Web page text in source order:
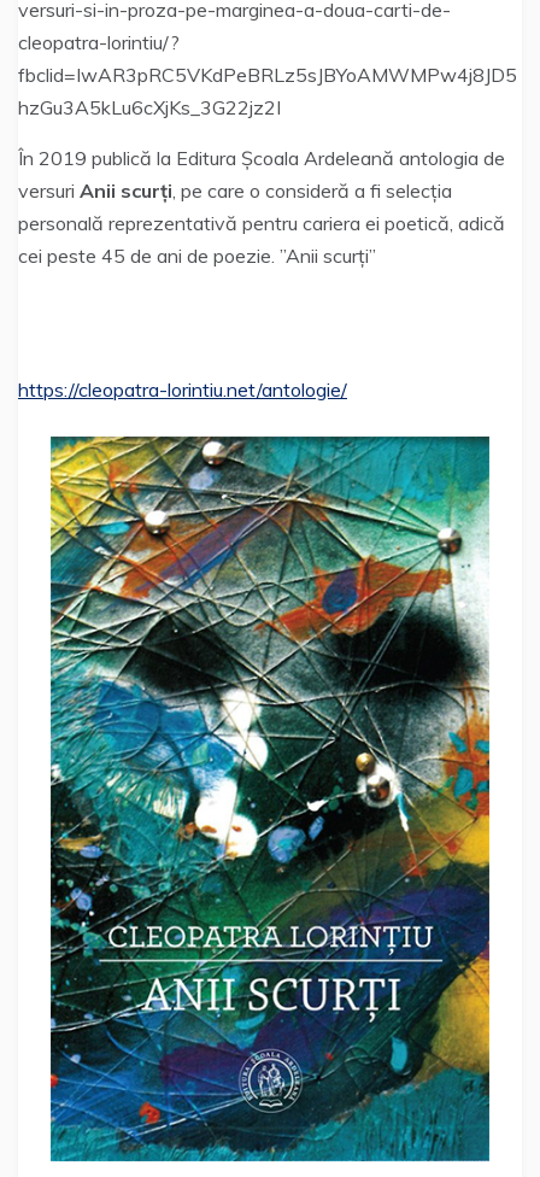
versuri-si-in-proza-pe-marginea-a-doua-carti-de-
cleopatra-lorintiu/?
fbclid=IwAR3pRC5VKdPeBRLz5sJBYoAMWMPw4j8JD5
hzGu3A5kLu6cXjKs_3G22jz2I
În 2019 publică la Editura Școala Ardeleană antologia de
versuri Anii scurți , pe care o consideră a fi selecția
personală reprezentativă pentru cariera ei poetică, adică
cei peste 45 de ani de poezie. ”Anii scurți”
https://cleopatra-lorintiu.net/antologie/